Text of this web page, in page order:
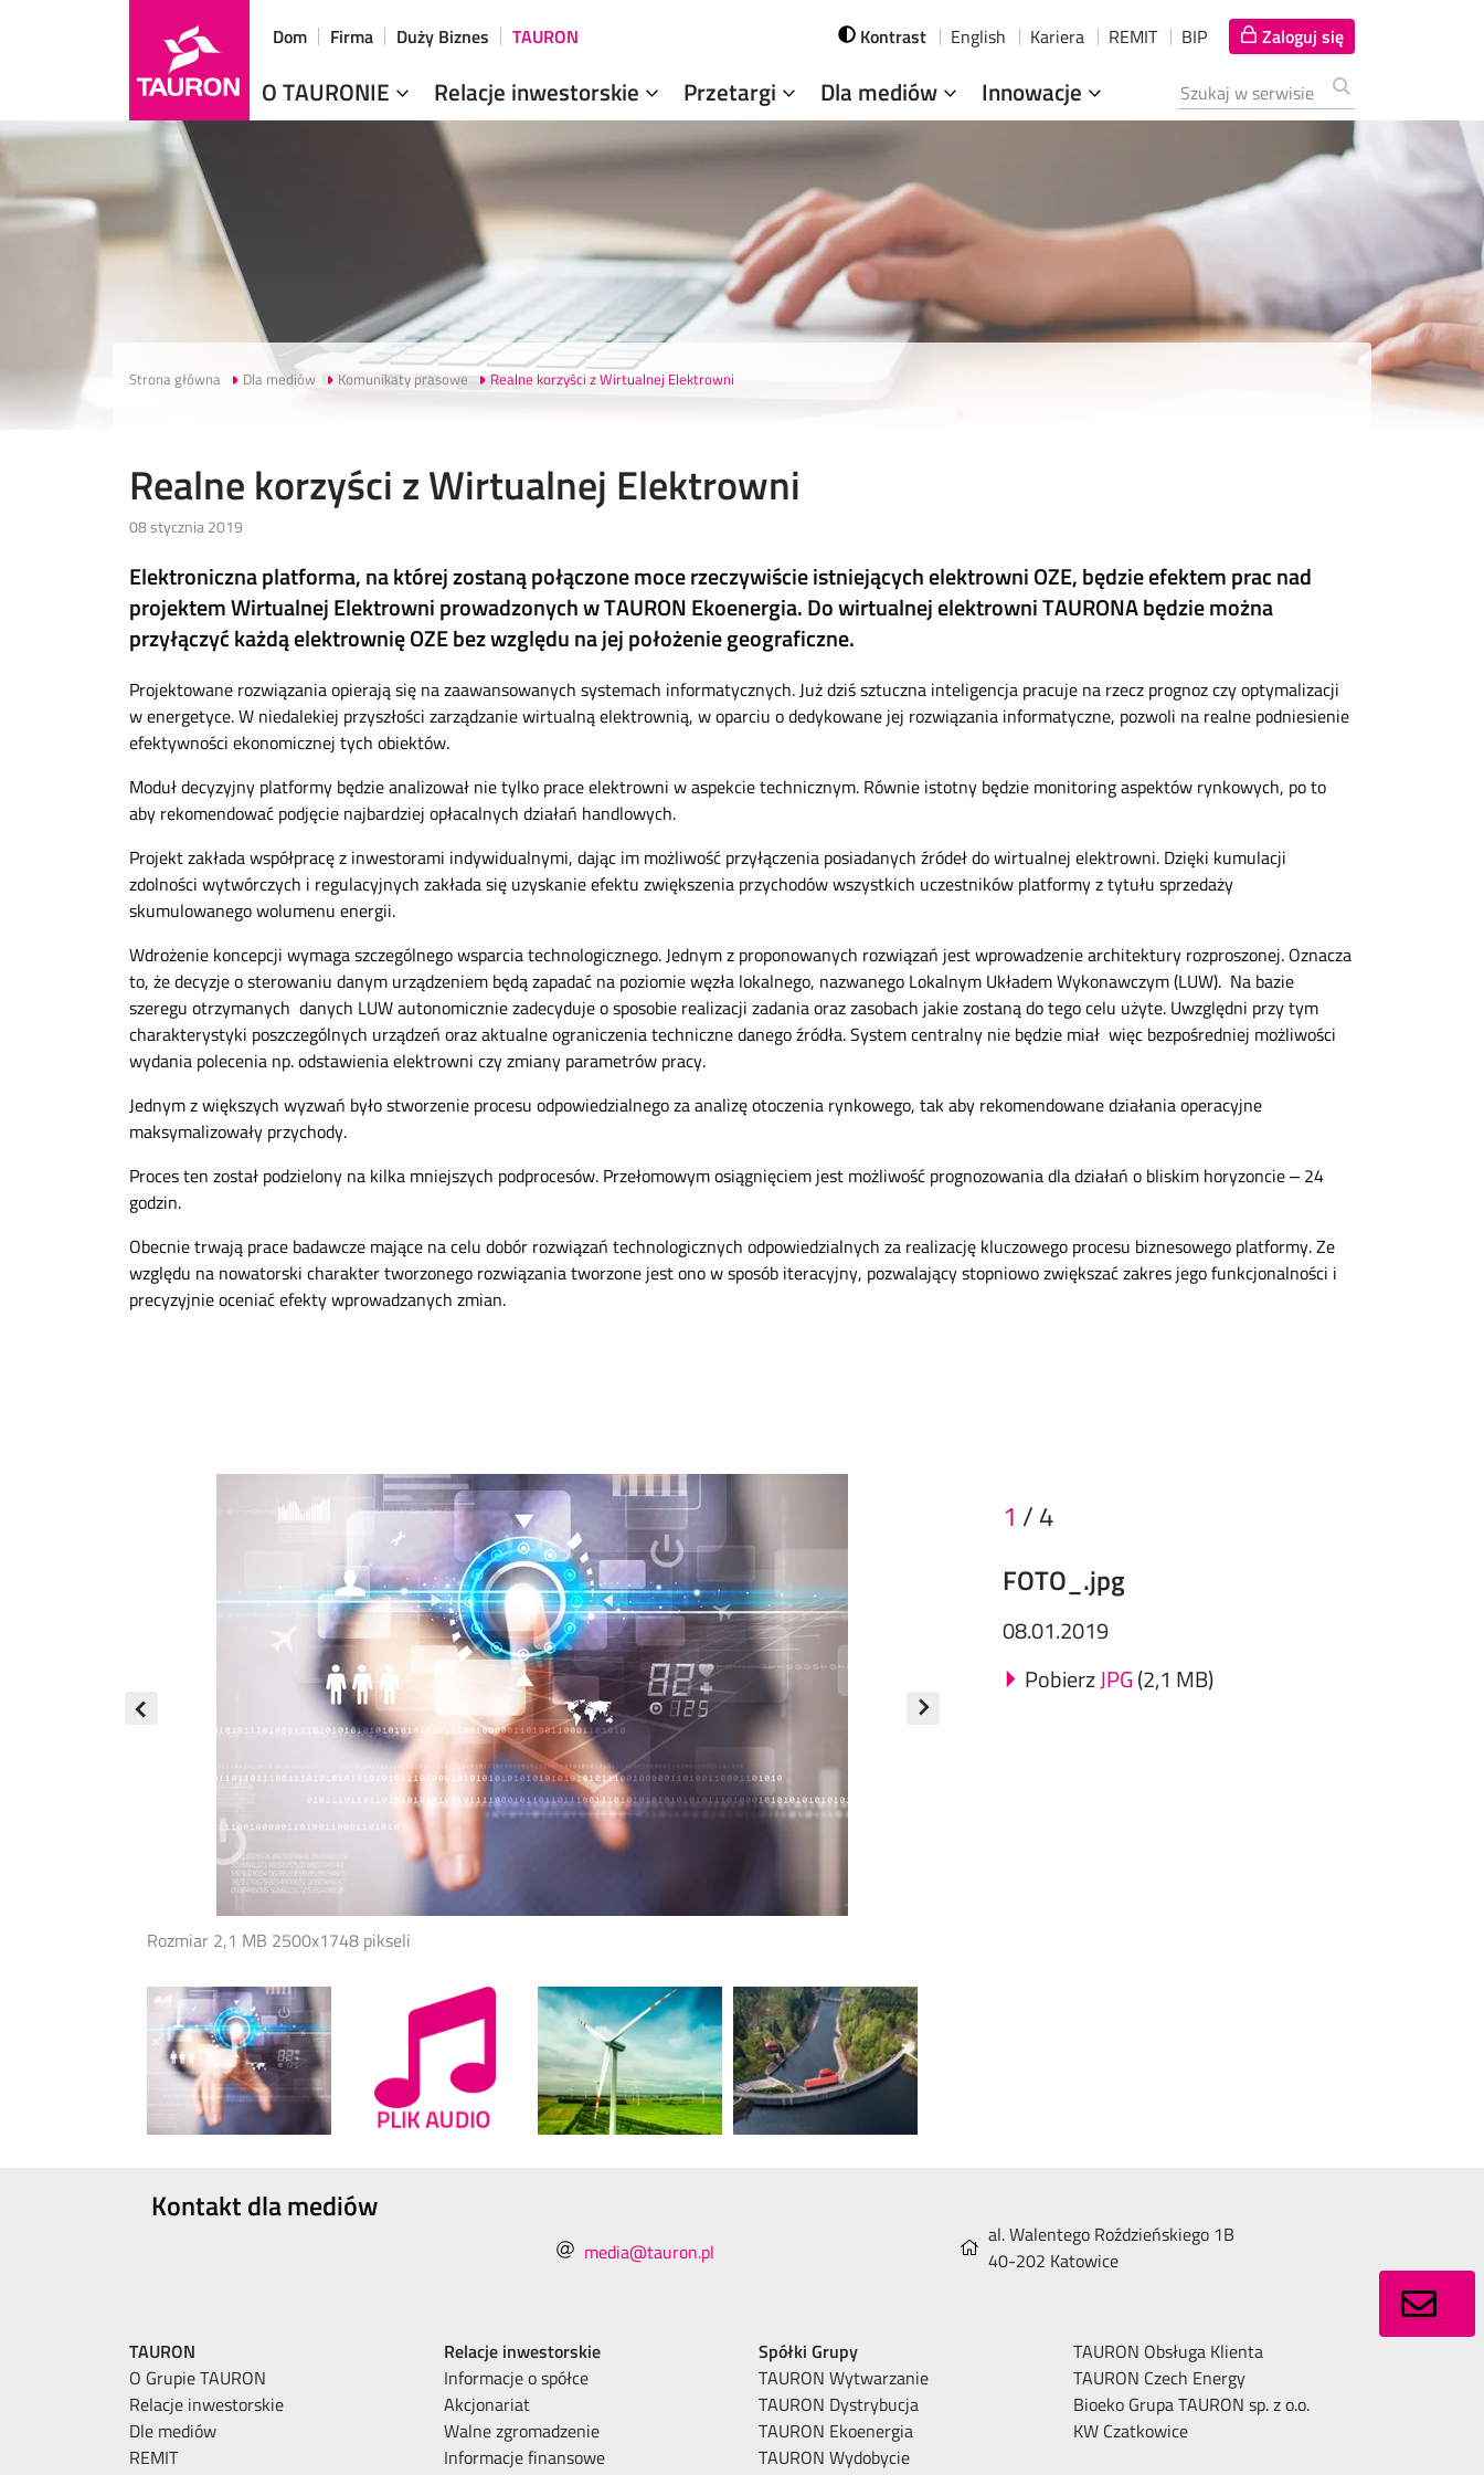
Dom Firma Duży Biznes
TAURON
Szukana fraza
Zaloguj się
O TAURONIE Relacje inwestorskie Przetargi Dla mediów Innowacje
Kontrast English Kariera REMIT BIP
Strona główna Dla mediów Komunikaty prasowe Realne korzyści z Wirtualnej Elektrowni
Realne korzyści z Wirtualnej Elektrowni
08 stycznia 2019
Elektroniczna platforma, na której zostaną połączone moce rzeczywiście istniejących elektrowni OZE, będzie efektem prac nad
projektem Wirtualnej Elektrowni prowadzonych w TAURON Ekoenergia. Do wirtualnej elektrowni TAURONA będzie można
przyłączyć każdą elektrownię OZE bez względu na jej położenie geograficzne.
Projektowane rozwiązania opierają się na zaawansowanych systemach informatycznych. Już dziś sztuczna inteligencja pracuje na rzecz prognoz czy optymalizacji
w energetyce. W niedalekiej przyszłości zarządzanie wirtualną elektrownią, w oparciu o dedykowane jej rozwiązania informatyczne, pozwoli na realne podniesienie
efektywności ekonomicznej tych obiektów.
Moduł decyzyjny platformy będzie analizował nie tylko prace elektrowni w aspekcie technicznym. Równie istotny będzie monitoring aspektów rynkowych, po to
aby rekomendować podjęcie najbardziej opłacalnych działań handlowych.
Projekt zakłada współpracę z inwestorami indywidualnymi, dając im możliwość przyłączenia posiadanych źródeł do wirtualnej elektrowni. Dzięki kumulacji
zdolności wytwórczych i regulacyjnych zakłada się uzyskanie efektu zwiększenia przychodów wszystkich uczestników platformy z tytułu sprzedaży
skumulowanego wolumenu energii.
Wdrożenie koncepcji wymaga szczególnego wsparcia technologicznego. Jednym z proponowanych rozwiązań jest wprowadzenie architektury rozproszonej. Oznacza
to, że decyzje o sterowaniu danym urządzeniem będą zapadać na poziomie węzła lokalnego, nazwanego Lokalnym Układem Wykonawczym (LUW). Na bazie
szeregu otrzymanych danych LUW autonomicznie zadecyduje o sposobie realizacji zadania oraz zasobach jakie zostaną do tego celu użyte. Uwzględni przy tym
charakterystyki poszczególnych urządzeń oraz aktualne ograniczenia techniczne danego źródła. System centralny nie będzie miał więc bezpośredniej możliwości
wydania polecenia np. odstawienia elektrowni czy zmiany parametrów pracy.
Jednym z większych wyzwań było stworzenie procesu odpowiedzialnego za analizę otoczenia rynkowego, tak aby rekomendowane działania operacyjne
maksymalizowały przychody.
Proces ten został podzielony na kilka mniejszych podprocesów. Przełomowym osiągnięciem jest możliwość prognozowania dla działań o bliskim horyzoncie – 24
godzin.
Obecnie trwają prace badawcze mające na celu dobór rozwiązań technologicznych odpowiedzialnych za realizację kluczowego procesu biznesowego platformy. Ze
względu na nowatorski charakter tworzonego rozwiązania tworzone jest ono w sposób iteracyjny, pozwalający stopniowo zwiększać zakres jego funkcjonalności i
precyzyjnie oceniać efekty wprowadzanych zmian.
Rozmiar 2,1 MB 2500x1748 pikseli
1 /4
FOTO_.jpg
08.01.2019
PobierzJPG(2,1 MB)
Kontakt dla mediów
media@tauron.pl
al. Walentego Roździeńskiego 1B
40-202 Katowice
TAURON
O Grupie TAURON
Relacje inwestorskie
Dle mediów
REMIT
Relacje inwestorskie
Informacje o spółce
Akcjonariat
Walne zgromadzenie
Informacje finansowe
Spółki Grupy
TAURON Wytwarzanie
TAURON Dystrybucja
TAURON Ekoenergia
TAURON Wydobycie
TAURON Obsługa Klienta
TAURON Czech Energy
Bioeko Grupa TAURON sp. z o.o.
KW Czatkowice